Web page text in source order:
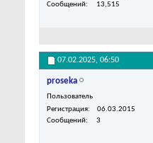
Сообщений
13,515
07.02.2025, 06:50
proseka
Пользователь
Регистрация
06.03.2015
Сообщений
3